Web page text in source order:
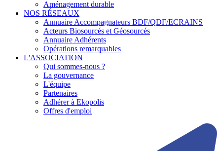
Aménagement durable
NOS RÉSEAUX
Annuaire Accompagnateurs BDF/QDF/ECRAINS
Acteurs Biosourcés et Géosourcés
Annuaire Adhérents
Opérations remarquables
L'ASSOCIATION
Qui sommes-nous ?
La gouvernance
L'équipe
Partenaires
Adhérer à Ekopolis
Offres d'emploi